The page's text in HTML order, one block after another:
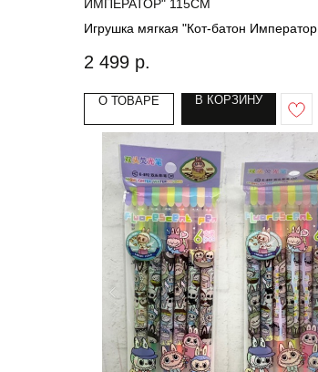
ИМПЕРАТОР" 115СМ
Игрушка мягкая "Кот-батон Император"
2 499 р.
О ТОВАРЕ В КОРЗИНУ